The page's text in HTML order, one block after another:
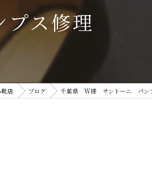
ス修理
店 ブログ 千葉県 W様 サントーニ パン